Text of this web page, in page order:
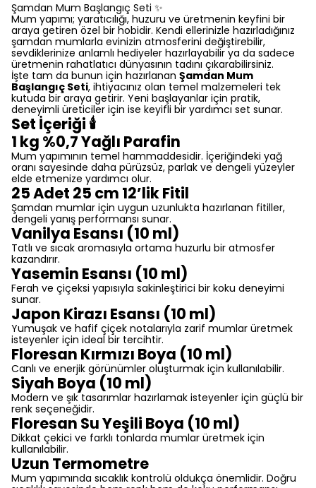
Şamdan Mum Başlangıç Seti ✨
Mum yapımı; yaratıcılığı, huzuru ve üretmenin keyfini bir
araya getiren özel bir hobidir. Kendi ellerinizle hazırladığınız
şamdan mumlarla evinizin atmosferini değiştirebilir,
sevdiklerinize anlamlı hediyeler hazırlayabilir ya da sadece
üretmenin rahatlatıcı dünyasının tadını çıkarabilirsiniz.
İşte tam da bunun için hazırlanan Şamdan Mum
Başlangıç Seti, ihtiyacınız olan temel malzemeleri tek
kutuda bir araya getirir. Yeni başlayanlar için pratik,
deneyimli üreticiler için ise keyifli bir yardımcı set sunar.
Set İçeriği 🕯️
1 kg %0,7 Yağlı Parafin
Mum yapımının temel hammaddesidir. İçeriğindeki yağ
oranı sayesinde daha pürüzsüz, parlak ve dengeli yüzeyler
elde etmenize yardımcı olur.
25 Adet 25 cm 12’lik Fitil
Şamdan mumlar için uygun uzunlukta hazırlanan fitiller,
dengeli yanış performansı sunar.
Vanilya Esansı (10 ml)
Tatlı ve sıcak aromasıyla ortama huzurlu bir atmosfer
kazandırır.
Yasemin Esansı (10 ml)
Ferah ve çiçeksi yapısıyla sakinleştirici bir koku deneyimi
sunar.
Japon Kirazı Esansı (10 ml)
Yumuşak ve hafif çiçek notalarıyla zarif mumlar üretmek
isteyenler için ideal bir tercihtir.
Floresan Kırmızı Boya (10 ml)
Canlı ve enerjik görünümler oluşturmak için kullanılabilir.
Siyah Boya (10 ml)
Modern ve şık tasarımlar hazırlamak isteyenler için güçlü bir
renk seçeneğidir.
Floresan Su Yeşili Boya (10 ml)
Dikkat çekici ve farklı tonlarda mumlar üretmek için
kullanılabilir.
Uzun Termometre
Mum yapımında sıcaklık kontrolü oldukça önemlidir. Doğru